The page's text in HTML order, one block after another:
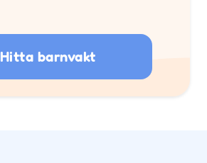
Hitta barnvakt